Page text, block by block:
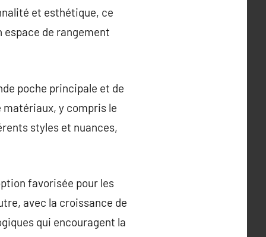
et esthétique, ce
de rangement
poche principale et de
y compris le
styles et nuances,
favorisée pour les
avec la croissance de
qui encouragent la